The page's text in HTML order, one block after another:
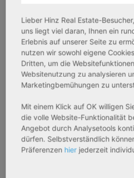
Lieber Hinz Real Estate-Besucher,
uns liegt viel daran, Ihnen ein
Erlebnis auf unserer Seite zu
nutzen wir sowohl eigene
Dritten, um die
Websitenutzung zu analysieren
Marketingbemühungen zu
Mit einem Klick auf OK willigen
die volle Website-Funktionalität
Angebot durch Analysetools
dürfen. Selbstverständlich
Präferenzen hier jederzeit